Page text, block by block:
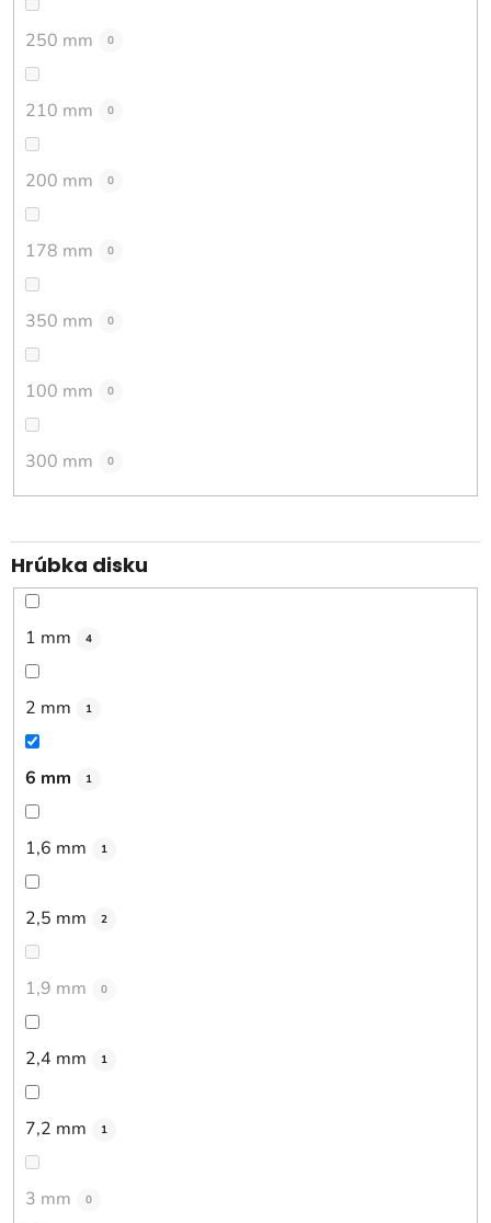
250 mm 0
210 mm 0
200 mm 0
178 mm 0
350 mm 0
100 mm 0
300 mm 0
Hrúbka disku
1 mm 4
2 mm 1
6 mm 1
1,6 mm 1
2,5 mm 2
1,9 mm 0
2,4 mm 1
7,2 mm 1
3 mm 0